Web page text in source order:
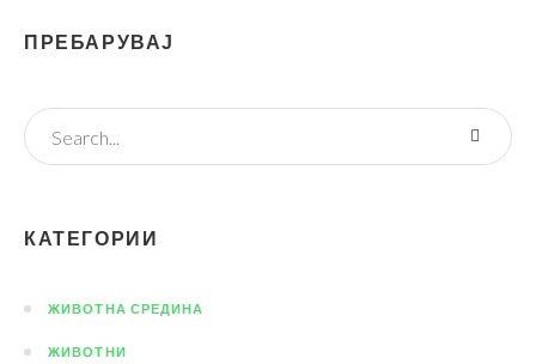
ПРЕБАРУВАЈ
КАТЕГОРИИ
ЖИВОТНА СРЕДИНА
ЖИВОТНИ